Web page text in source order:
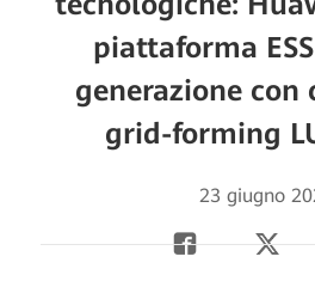
piattaforma
generazione con
grid-forming
23 giugno